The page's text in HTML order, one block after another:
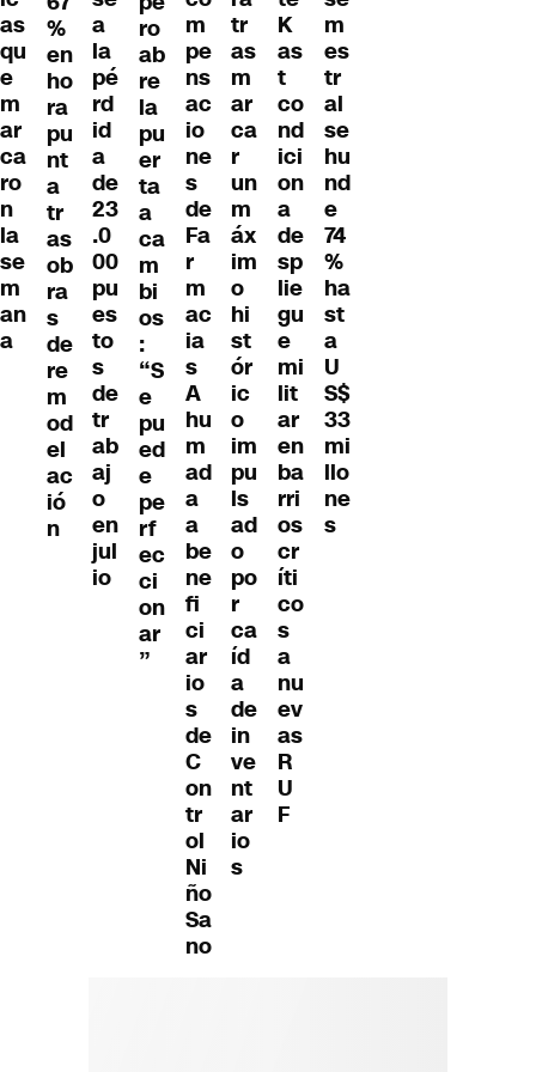
as
qu
e
m
ar
ca
ro
n
la
se
m
an
a
%
en
ho
ra
pu
nt
a
tr
as
ob
ra
s
de
re
m
od
el
ac
ió
n
a
la
pé
rd
id
a
de
23
.0
00
pu
es
to
s
de
tr
ab
aj
o
en
jul
io
ro
ab
re
la
pu
er
ta
a
ca
m
bi
os
:
“S
e
pu
ed
e
pe
rf
ec
ci
on
ar
”
m
pe
ns
ac
io
ne
s
de
Fa
r
m
ac
ia
s
A
hu
m
ad
a
a
be
ne
fi
ci
ar
io
s
de
C
on
tr
ol
Ni
ño
Sa
no
tr
as
m
ar
ca
r
un
m
áx
im
o
hi
st
ór
ic
o
im
pu
ls
ad
o
po
r
ca
íd
a
de
in
ve
nt
ar
io
s
K
as
t
co
nd
ici
on
a
de
sp
lie
gu
e
mi
lit
ar
en
ba
rri
os
cr
íti
co
s
a
nu
ev
as
R
U
F
m
es
tr
al
se
hu
nd
e
74
%
ha
st
a
U
S$
33
mi
llo
ne
s